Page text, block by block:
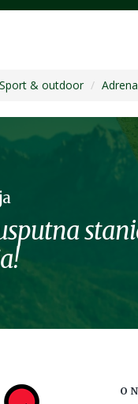
Sport & outdoor
O